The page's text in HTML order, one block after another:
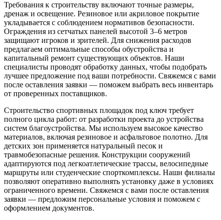
Требования к строительству включают точные размеры,
дренаж и освещение. Резиновое или акриловое покрытие
укладывается с соблюдением нормативов безопасности.
Ограждения из сетчатых панелей высотой 3–6 метров
защищают игроков и зрителей. Для снижения расходов
предлагаем оптимальные способы обустройства и
капитальный ремонт существующих объектов. Наши
специалисты проводят обработку данных, чтобы подобрать
лучшее предложение под ваши потребности. Свяжемся с вами
после оставления заявки — поможем выбрать весь инвентарь
от проверенных поставщиков.
Строительство спортивных площадок под ключ требует
полного цикла работ: от разработки проекта до устройства
систем благоустройства. Мы используем высокое качество
материалов, включая резиновое и асфальтовое полотно. Для
детских зон применяется натуральный песок и
травмобезопасные решения. Конструкции сооружений
адаптируются под легкоатлетические трассы, велосипедные
маршруты или студенческие спорткомплексы. Наши филиалы
позволяют оперативно выполнять установку даже в условиях
ограниченного времени. Свяжемся с вами после оставления
заявки — предложим персональные условия и поможем с
оформлением документов.